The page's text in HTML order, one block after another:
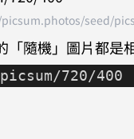
seed/
隨機」圖片都是
720/400